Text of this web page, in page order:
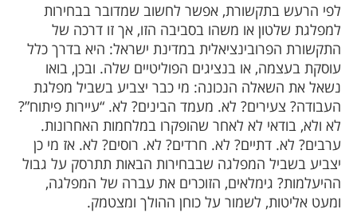
לפי הרעש בתקשורת, אפשר לחשוב שמדובר בבחירות
למפלגת שלטון או משהו בסביבה הזו, אך זו דרכה של
התקשורת הפרובינציאלית במדינת ישראל: היא בדרך כלל
עוסקת בעצמה, או בנציגים הפוליטיים שלה. ובכן, בואו
נשאל את השאלה הנכונה: מי כבר יצביע בשביל מפלגת
העבודה? צעירים? לא. מעמד הבינים? לא. “עיירות פיתוח”?
לא ולא, בודאי לא לאחר שהופקרו במלחמות האחרונות.
ערבים? לא. דתיים? לא. חרדים? לא. רוסים? לא. אז מי כן
יצביע בשביל המפלגה שבבחירות הבאות תתרסק על גבול
ההיעלמות? גימלאים, הזוכרים את עברה של המפלגה,
ומעט אליטות, לשמור על כוחן ההולך ומצטמק.